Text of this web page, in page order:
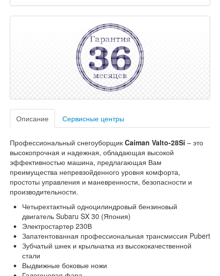
Описание Сервисные центры
Профессиональный снегоуборщик Caiman Valto-28Si – это
высокопрочная и надежная, обладающая высокой
эффективностью машина, предлагающая Вам
преимущества непревзойденного уровня комфорта,
простоты управления и маневренности, безопасности и
производительности.
Четырехтактный одноцилиндровый бензиновый
двигатель Subaru SX 30 (Япония)
Электростартер 230В
Запатентованная профессиональная трансмиссия Pubert
Зубчатый шнек и крыльчатка из высококачественной
стали
Выдвижные боковые ножи